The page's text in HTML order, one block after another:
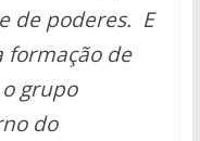
de poderes. E
formação de
grupo
do